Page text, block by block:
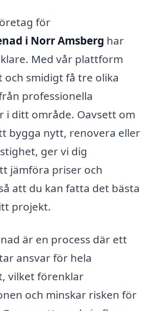
för
i Norr Amsberg har
Med vår plattform
och smidigt få tre olika
professionella
i ditt område. Oavsett om
bygga nytt, renovera eller
ger vi dig
jämföra priser och
att du kan fatta det bästa
projekt.
är en process där ett
ansvar för hela
vilket förenklar
och minskar risken för